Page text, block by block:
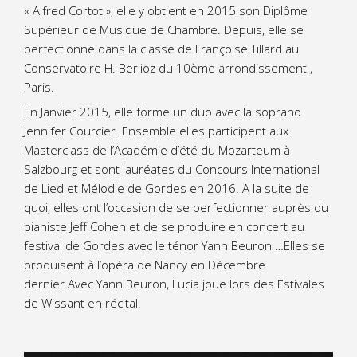
« Alfred Cortot », elle y obtient en 2015 son Diplôme
Supérieur de Musique de Chambre. Depuis, elle se
perfectionne dans la classe de Françoise Tillard au
Conservatoire H. Berlioz du 10ème arrondissement ,
Paris.
En Janvier 2015, elle forme un duo avec la soprano
Jennifer Courcier. Ensemble elles participent aux
Masterclass de l’Académie d’été du Mozarteum à
Salzbourg et sont lauréates du Concours International
de Lied et Mélodie de Gordes en 2016. A la suite de
quoi, elles ont l’occasion de se perfectionner auprès du
pianiste Jeff Cohen et de se produire en concert au
festival de Gordes avec le ténor Yann Beuron …Elles se
produisent à l’opéra de Nancy en Décembre
dernier.Avec Yann Beuron, Lucia joue lors des Estivales
de Wissant en récital.